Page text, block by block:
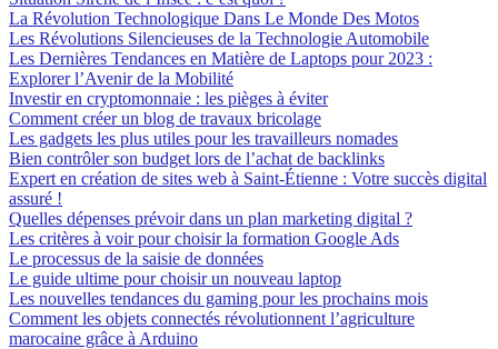
La Révolution Technologique Dans Le Monde Des Motos
Les Révolutions Silencieuses de la Technologie Automobile
Les Dernières Tendances en Matière de Laptops pour 2023 :
Explorer l’Avenir de la Mobilité
Investir en cryptomonnaie : les pièges à éviter
Comment créer un blog de travaux bricolage
Les gadgets les plus utiles pour les travailleurs nomades
Bien contrôler son budget lors de l’achat de backlinks
Expert en création de sites web à Saint-Étienne : Votre succès digital
assuré !
Quelles dépenses prévoir dans un plan marketing digital ?
Les critères à voir pour choisir la formation Google Ads
Le processus de la saisie de données
Le guide ultime pour choisir un nouveau laptop
Les nouvelles tendances du gaming pour les prochains mois
Comment les objets connectés révolutionnent l’agriculture
marocaine grâce à Arduino